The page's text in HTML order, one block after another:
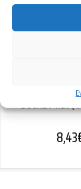
BOLT M14
SOCKET HD.
8,43